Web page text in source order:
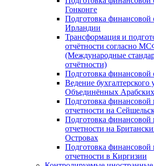
Гонконге
Подготовка финансовой
Ирландии
Трансформация и
отчётности согласно
(Международные
отчётности)
Подготовка финансовой
Ведение бухгалтерского
Объединённых
Подготовка финансовой
отчетности на
Подготовка финансовой
отчетности на
Островах
Подготовка финансовой
отчетности в Киргизии